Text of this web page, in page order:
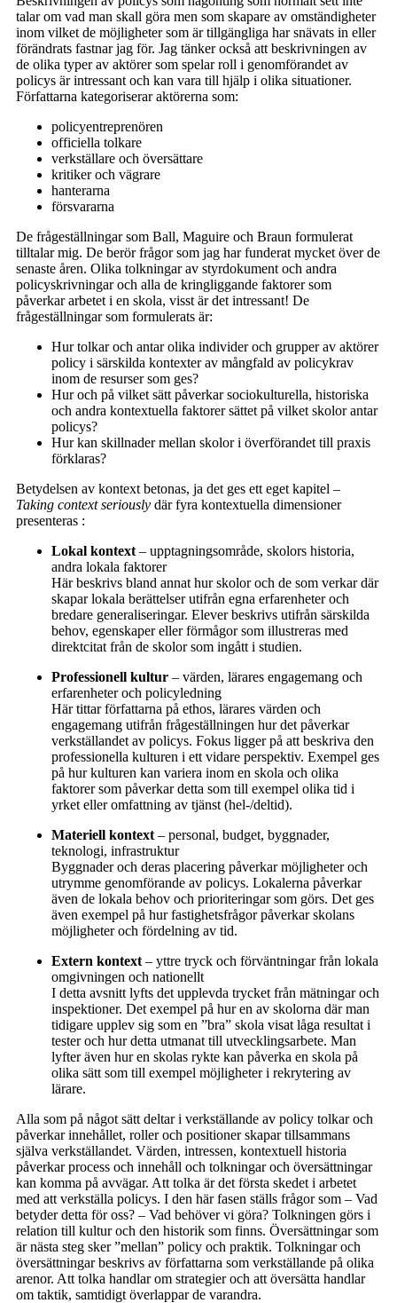
talar om vad man skall göra men som skapare av omständigheter
inom vilket de möjligheter som är tillgängliga har snävats in eller
förändrats fastnar jag för. Jag tänker också att beskrivningen av
de olika typer av aktörer som spelar roll i genomförandet av
policys är intressant och kan vara till hjälp i olika situationer.
Författarna kategoriserar aktörerna som:
policyentreprenören
officiella tolkare
verkställare och översättare
kritiker och vägrare
hanterarna
försvararna
De frågeställningar som Ball, Maguire och Braun formulerat
tilltalar mig. De berör frågor som jag har funderat mycket över de
senaste åren. Olika tolkningar av styrdokument och andra
policyskrivningar och alla de kringliggande faktorer som
påverkar arbetet i en skola, visst är det intressant! De
frågeställningar som formulerats är:
Hur tolkar och antar olika individer och grupper av aktörer
policy i särskilda kontexter av mångfald av policykrav
inom de resurser som ges?
Hur och på vilket sätt påverkar sociokulturella, historiska
och andra kontextuella faktorer sättet på vilket skolor antar
policys?
Hur kan skillnader mellan skolor i överförandet till praxis
förklaras?
Betydelsen av kontext betonas, ja det ges ett eget kapitel –
Taking context seriouslydär fyra kontextuella dimensioner
presenteras :
Lokal kontext– upptagningsområde, skolors historia,
andra lokala faktorer
Här beskrivs bland annat hur skolor och de som verkar där
skapar lokala berättelser utifrån egna erfarenheter och
bredare generaliseringar. Elever beskrivs utifrån särskilda
behov, egenskaper eller förmågor som illustreras med
direktcitat från de skolor som ingått i studien.
Professionell kultur– värden, lärares engagemang och
erfarenheter och policyledning
Här tittar författarna på ethos, lärares värden och
engagemang utifrån frågeställningen hur det påverkar
verkställandet av policys. Fokus ligger på att beskriva den
professionella kulturen i ett vidare perspektiv. Exempel ges
på hur kulturen kan variera inom en skola och olika
faktorer som påverkar detta som till exempel olika tid i
yrket eller omfattning av tjänst (hel-/deltid).
Materiell kontext– personal, budget, byggnader,
teknologi, infrastruktur
Byggnader och deras placering påverkar möjligheter och
utrymme genomförande av policys. Lokalerna påverkar
även de lokala behov och prioriteringar som görs. Det ges
även exempel på hur fastighetsfrågor påverkar skolans
möjligheter och fördelning av tid.
Extern kontext– yttre tryck och förväntningar från lokala
omgivningen och nationellt
I detta avsnitt lyfts det upplevda trycket från mätningar och
inspektioner. Det exempel på hur en av skolorna där man
tidigare upplev sig som en ”bra” skola visat låga resultat i
tester och hur detta utmanat till utvecklingsarbete. Man
lyfter även hur en skolas rykte kan påverka en skola på
olika sätt som till exempel möjligheter i rekrytering av
lärare.
Alla som på något sätt deltar i verkställande av policy tolkar och
påverkar innehållet, roller och positioner skapar tillsammans
själva verkställandet. Värden, intressen, kontextuell historia
påverkar process och innehåll och tolkningar och översättningar
kan komma på avvägar. Att tolka är det första skedet i arbetet
med att verkställa policys. I den här fasen ställs frågor som – Vad
betyder detta för oss? – Vad behöver vi göra? Tolkningen görs i
relation till kultur och den historik som finns. Översättningar som
är nästa steg sker ”mellan” policy och praktik. Tolkningar och
översättningar beskrivs av författarna som verkställande på olika
arenor. Att tolka handlar om strategier och att översätta handlar
om taktik, samtidigt överlappar de varandra.